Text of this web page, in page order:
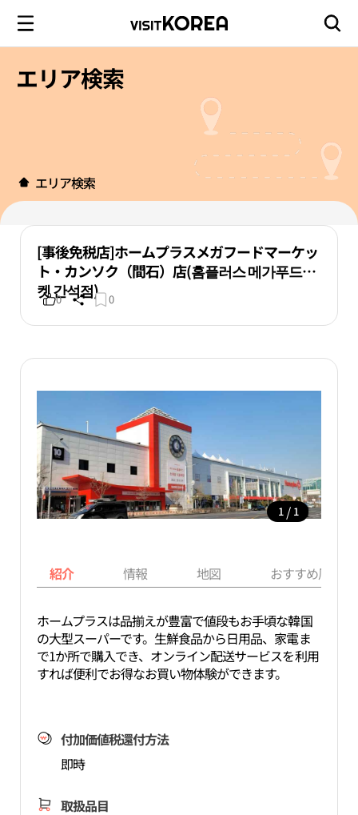
エリア検索
エリア検索
[事後免税店]ホームプラスメガフードマーケッ
ト・カンソク（間石）店(홈플러스 메가푸드마
켓 간석점)
0 0
1 / 1
紹介 情報 地図 おすすめ周辺
ホームプラスは品揃えが豊富で値段もお手頃な韓国
の大型スーパーです。生鮮食品から日用品、家電ま
で1か所で購入でき、オンライン配送サービスを利用
すれば便利でお得なお買い物体験ができます。
付加価値税還付方法
即時
取扱品目